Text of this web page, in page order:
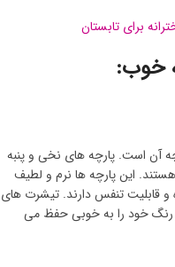
برای تابستان
خوب:
آن است. پارچه های نخی و پنبه‌
این پارچه ها نرم و لطیف
و قابلیت تنفس دارند. تیشرت های
رنگ خود را به خوبی حفظ می‌